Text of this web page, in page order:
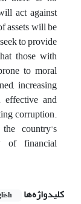
act against
assets will be
to provide
those with
to moral
increasing
and
corruption.
country's
of financial
کلیدواژه‌ها